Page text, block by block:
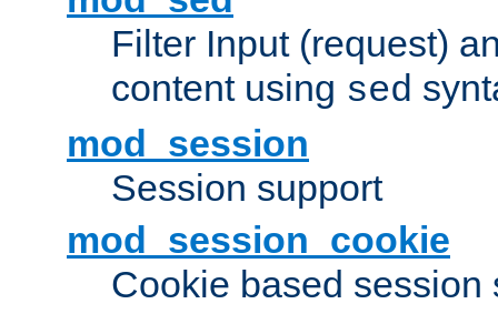
Filter Input (request)
content using sed
mod_session
Session support
mod_session_cookie
Cookie based session